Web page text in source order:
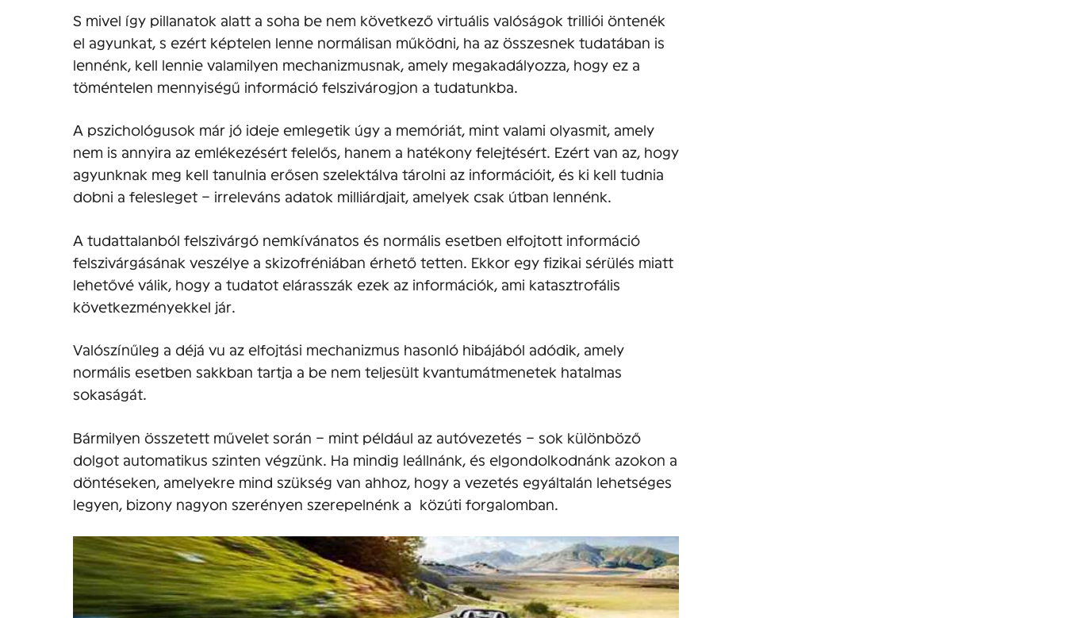
S mivel így pillanatok alatt a soha be nem következő virtuális valóságok trilliói öntenék
el agyunkat, s ezért képtelen lenne normálisan működni, ha az összesnek tudatában is
lennénk, kell lennie valamilyen mechanizmusnak, amely megakadályozza, hogy ez a
töméntelen mennyiségű információ felszivárogjon a tudatunkba.
A pszichológusok már jó ideje emlegetik úgy a memóriát, mint valami olyasmit, amely
nem is annyira az emlékezésért felelős, hanem a hatékony felejtésért. Ezért van az, hogy
agyunknak meg kell tanulnia erősen szelektálva tárolni az információit, és ki kell tudnia
dobni a felesleget – irreleváns adatok milliárdjait, amelyek csak útban lennénk.
A tudattalanból felszivárgó nemkívánatos és normális esetben elfojtott információ
felszivárgásának veszélye a skizofréniában érhető tetten. Ekkor egy fizikai sérülés miatt
lehetővé válik, hogy a tudatot elárasszák ezek az információk, ami katasztrofális
következményekkel jár.
Valószínűleg a déjá vu az elfojtási mechanizmus hasonló hibájából adódik, amely
normális esetben sakkban tartja a be nem teljesült kvantumátmenetek hatalmas
sokaságát.
Bármilyen összetett művelet során – mint például az autóvezetés – sok különböző
dolgot automatikus szinten végzünk. Ha mindig leállnánk, és elgondolkodnánk azokon a
döntéseken, amelyekre mind szükség van ahhoz, hogy a vezetés egyáltalán lehetséges
legyen, bizony nagyon szerényen szerepelnénk a közúti forgalomban.